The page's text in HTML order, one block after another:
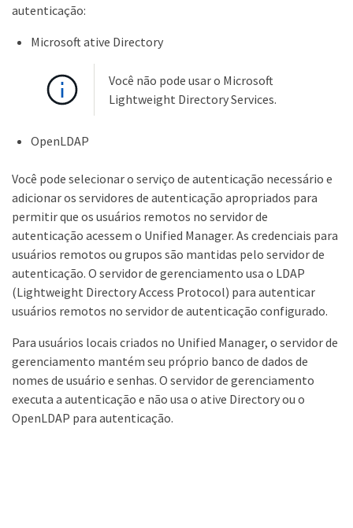
autenticação:
Microsoft ative Directory
Você não pode usar o Microsoft
Lightweight Directory Services.
OpenLDAP
Você pode selecionar o serviço de autenticação necessário e
adicionar os servidores de autenticação apropriados para
permitir que os usuários remotos no servidor de
autenticação acessem o Unified Manager. As credenciais para
usuários remotos ou grupos são mantidas pelo servidor de
autenticação. O servidor de gerenciamento usa o LDAP
(Lightweight Directory Access Protocol) para autenticar
usuários remotos no servidor de autenticação configurado.
Para usuários locais criados no Unified Manager, o servidor de
gerenciamento mantém seu próprio banco de dados de
nomes de usuário e senhas. O servidor de gerenciamento
executa a autenticação e não usa o ative Directory ou o
OpenLDAP para autenticação.